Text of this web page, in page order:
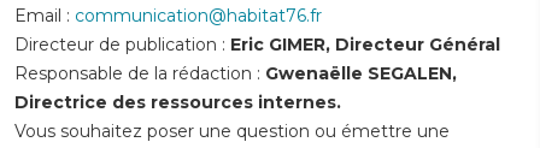
Email : communication@habitat76.fr
Directeur de publication : Eric GIMER, Directeur Général
Responsable de la rédaction : Gwenaëlle SEGALEN,
Directrice des ressources internes.
Vous souhaitez poser une question ou émettre une